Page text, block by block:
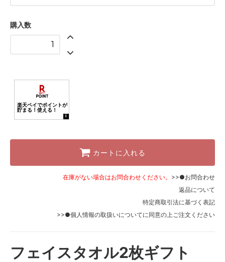
購入数
カートに入れる
在庫がない場合はお問合わせください。 >>●お問合わせ
返品について
特定商取引法に基づく表記
>>●個人情報の取扱いについてに同意の上ご注文ください
フェイスタオル2枚ギフト